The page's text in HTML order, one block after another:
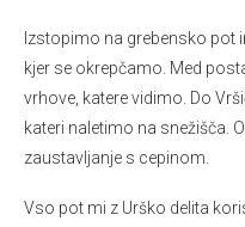
Izstopimo na grebensko pot
kjer se okrepčamo. Med
vrhove, katere vidimo. Do
kateri naletimo na snežišča.
zaustavljanje s cepinom.
Vso pot mi z Urško delita